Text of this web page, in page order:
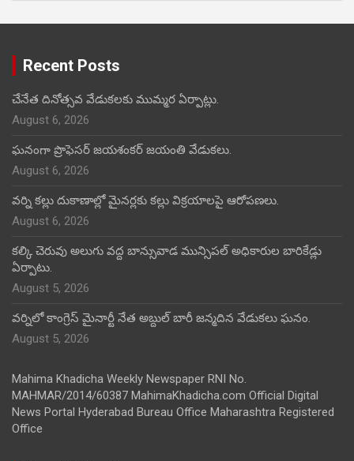
Recent Posts
చేనేత దినోత్సవ వేడుకలకు ముమ్మర ఏర్పాట్లు.
August 6, 2026
ఘనంగా ప్రొఫెసర్ జయశంకర్ జయంతి వేడుకలు.
August 6, 2026
వర్ని కల్లు దుకాణాల్లో మైనర్లకు కల్లు విక్రయాలపై ఆరోపణలు.
August 6, 2026
కల్కి చెరువు అలుగు వద్ద బాన్సువాడ మున్సిపల్ అధికారుల బారికేడ్లు
ఏర్పాటు.
August 5, 2026
వర్నిలో కాంగ్రెస్ మైనార్టీ నేత అబ్దుల్ బారీ జన్మదిన వేడుకలు ఘనం.
August 5, 2026
Mahima Khadicha Weekly Newspaper RNI No.
MAHMAR/2014/60387 MahimaKhadicha.com Official Digital
News Portal Hyderabad Bureau Office Maharashtra Registered
Office